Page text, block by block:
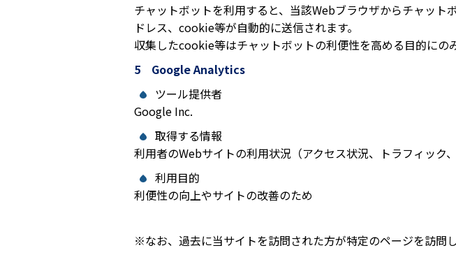
チャットボットを利用すると、当該Webブラウザからチャッ
ドレス、cookie等が自動的に送信されます。
収集したcookie等はチャットボットの利便性を高める目的にの
5 Google Analytics
ツール提供者
Google Inc.
取得する情報
利用者のWebサイトの利用状況（アクセス状況、トラフィック、
利用目的
利便性の向上やサイトの改善のため
※なお、過去に当サイトを訪問された方が特定のページを訪問